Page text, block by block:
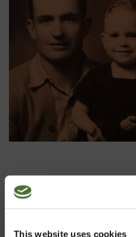
This website uses cookies